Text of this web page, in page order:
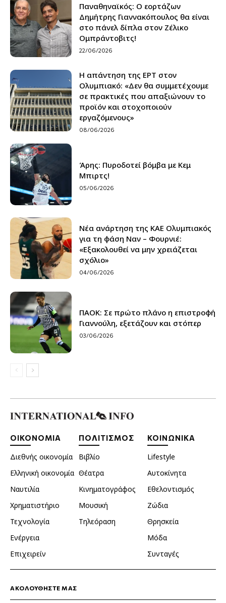
Παναθηναϊκός: Ο εορτάζων
Δημήτρης Γιαννακόπουλος θα είναι
στο πάνελ δίπλα στον Ζέλικο
Ομπράντοβιτς!
22/06/2026
Η απάντηση της ΕΡΤ στον
Ολυμπιακό: «Δεν θα συμμετέχουμε
σε πρακτικές που απαξιώνουν το
προϊόν και στοχοποιούν
εργαζόμενους»
08/06/2026
Άρης: Πυροδοτεί βόμβα με Κεμ
Μπιρτς!
05/06/2026
Νέα ανάρτηση της ΚΑΕ Ολυμπιακός
για τη φάση Ναν – Φουρνιέ:
«Εξακολουθεί να μην χρειάζεται
σχόλιο»
04/06/2026
ΠΑΟΚ: Σε πρώτο πλάνο η επιστροφή
Γιαννούλη, εξετάζουν και στόπερ
03/06/2026
ΟΙΚΟΝΟΜΙΑ
Διεθνής οικονομία
Ελληνική οικονομία
Ναυτιλία
Χρηματιστήριο
Τεχνολογία
Ενέργεια
Επιχειρείν
ΠΟΛΙΤΙΣΜΟΣ
Βιβλίο
Θέατρα
Κινηματογράφος
Μουσική
Τηλεόραση
ΚΟΙΝΩΝΙΚΑ
Lifestyle
Αυτοκίνητα
Εθελοντισμός
Ζώδια
Θρησκεία
Μόδα
Συνταγές
ΑΚΟΛΟΥΘΗΣΤΕ ΜΑΣ